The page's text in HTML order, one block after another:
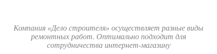
Компания «Дело строителя» осуществляет разные виды
ремонтных работ. Оптимально подходит для
сотрудничества интернет-магазину